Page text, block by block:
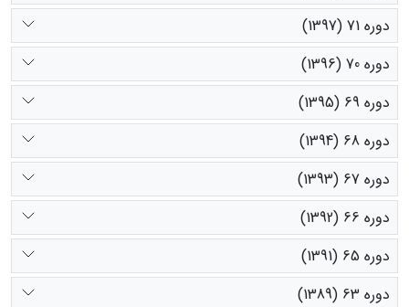
دوره 71 (1397)
دوره 70 (1396)
دوره 69 (1395)
دوره 68 (1394)
دوره 67 (1393)
دوره 66 (1392)
دوره 65 (1391)
دوره 63 (1389)